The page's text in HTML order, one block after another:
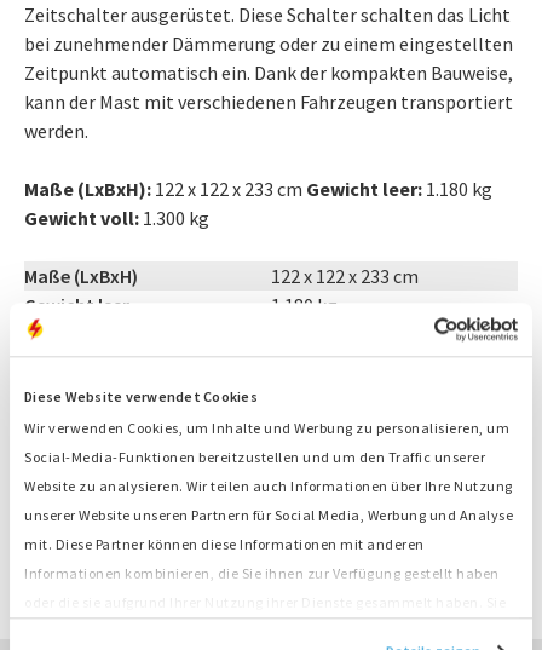
Diese Website verwendet Cookies
Wir verwenden Cookies, um Inhalte und Werbung zu personalisieren, um
Social-Media-Funktionen bereitzustellen und um den Traffic unserer
Website zu analysieren. Wir teilen auch Informationen über Ihre Nutzung
unserer Website unseren Partnern für Social Media, Werbung und Analyse
mit. Diese Partner können diese Informationen mit anderen
Informationen kombinieren, die Sie ihnen zur Verfügung gestellt haben
Zeitschalter ausgerüstet. Diese Schalter schalten das Licht
bei zunehmender Dämmerung oder zu einem eingestellten
Zeitpunkt automatisch ein. Dank der kompakten Bauweise,
kann der Mast mit verschiedenen Fahrzeugen transportiert
werden.
Maße (LxBxH): 122 x 122 x 233 cm Gewicht leer: 1.180 kg
Gewicht voll: 1.300 kg
Maße (LxBxH)
122 x 122 x 233 cm
Gewicht leer
1.180 kg
Gewicht voll
KONTAKT
Empfohlenes Zubehör:
Lichtmasten
ANGEBOT ANFRAGEN